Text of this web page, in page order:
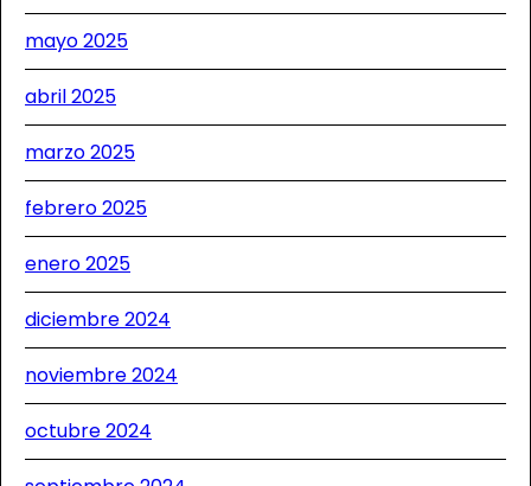
mayo 2025
abril 2025
marzo 2025
febrero 2025
enero 2025
diciembre 2024
noviembre 2024
octubre 2024